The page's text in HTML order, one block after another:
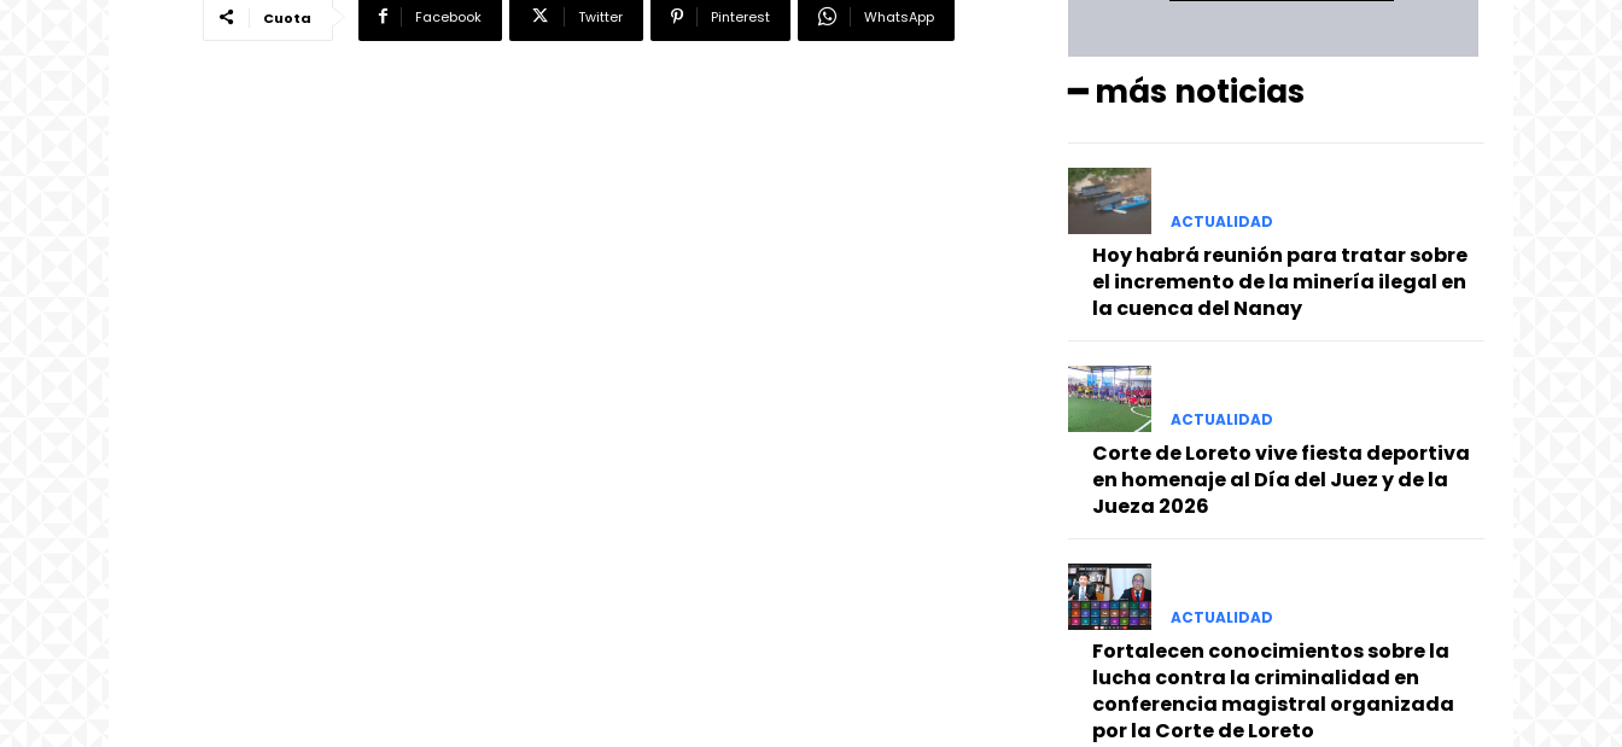
Cuota Facebook Twitter Pinterest WhatsApp
━ más noticias
ACTUALIDAD
Hoy habrá reunión para tratar sobre
el incremento de la minería ilegal en
la cuenca del Nanay
ACTUALIDAD
Corte de Loreto vive fiesta deportiva
en homenaje al Día del Juez y de la
Jueza 2026
ACTUALIDAD
Fortalecen conocimientos sobre la
lucha contra la criminalidad en
conferencia magistral organizada
por la Corte de Loreto